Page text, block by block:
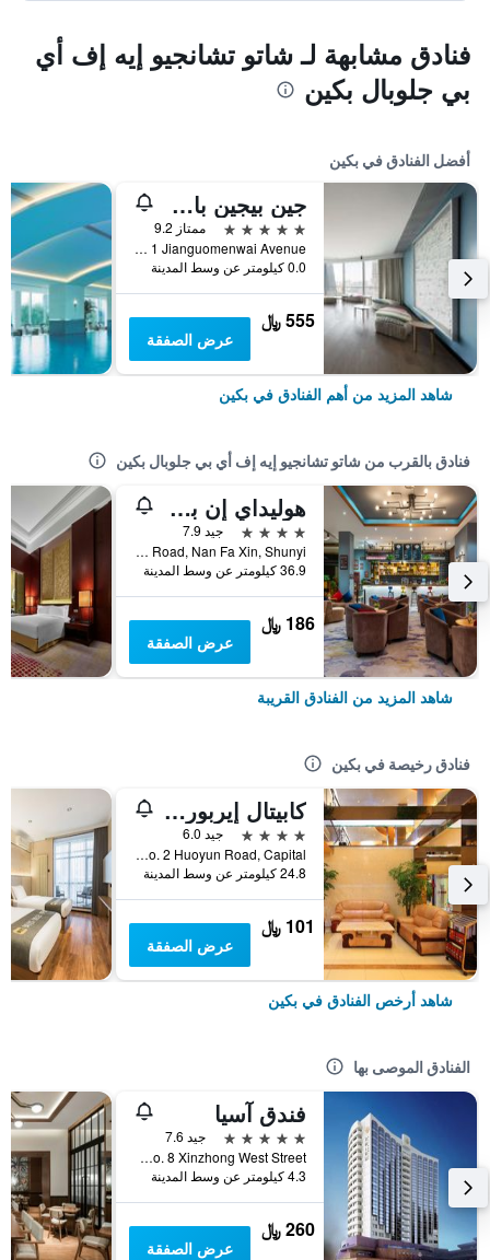
فنادق مشابهة لـ شاتو تشانجيو إيه إف أي
بي جلوبال بكين
أفضل الفنادق في بكين
جين بيجين باي شانغريلا
5 نجوم
ممتاز 9.2
No 1 Jianguomenwai Avenue, بكين, الصين
0.0 كيلومتر عن وسط المدينة
555 ﷼
عرض الصفقة
شاهد المزيد من أهم الفنادق في بكين
فنادق بالقرب من شاتو تشانجيو إيه إف أي بي جلوبال بكين
هوليداي إن بكين أيربورت زون باي آيتش جي
4 نجوم
جيد 7.9
No. 35 Nanchen Road, Nan Fa Xin, Shunyi, بكين, الصين
36.9 كيلومتر عن وسط المدينة
186 ﷼
عرض الصفقة
شاهد المزيد من الفنادق القريبة
فنادق رخيصة في بكين
كابيتال إيربورت إنترناشونال هوتل
4 نجوم
جيد 6.0
No. 2 Huoyun Road, Capital, بكين, الصين
24.8 كيلومتر عن وسط المدينة
101 ﷼
عرض الصفقة
شاهد أرخص الفنادق في بكين
الفنادق الموصى بها
فندق آسيا
5 نجوم
جيد 7.6
No. 8 Xinzhong West Street, بكين, الصين
4.3 كيلومتر عن وسط المدينة
260 ﷼
عرض الصفقة